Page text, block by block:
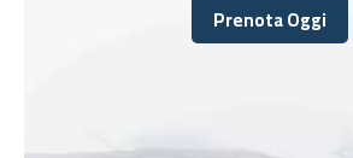
Prenota Oggi
Prenota Oggi